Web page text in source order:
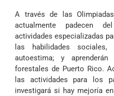
A través de las
actualmente padecen
actividades especializadas
las habilidades
autoestima; y
forestales de Puerto Rico.
las actividades para los
investigará si hay mejoría